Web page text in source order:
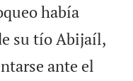
había
su tío Abijaíl,
ante el